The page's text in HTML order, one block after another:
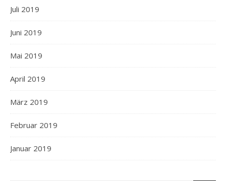
Juli 2019
Juni 2019
Mai 2019
April 2019
März 2019
Februar 2019
Januar 2019